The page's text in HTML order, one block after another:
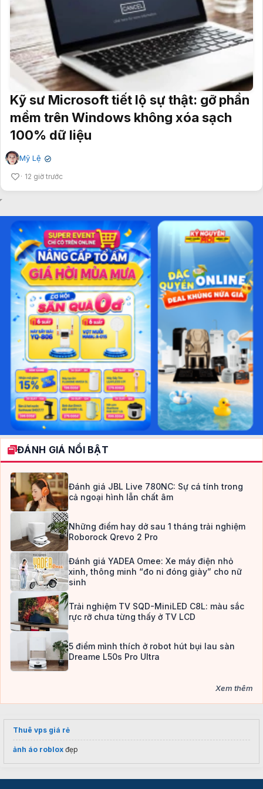
Kỹ sư Microsoft tiết lộ sự thật: gỡ phần
mềm trên Windows không xóa sạch
100% dữ liệu
Mỹ Lệ ✔
12 giờ trước
ĐÁNH GIÁ NỔI BẬT
Đánh giá JBL Live 780NC: Sự cá tính trong
cả ngoại hình lẫn chất âm
Những điểm hay dở sau 1 tháng trải nghiệm
Roborock Qrevo 2 Pro
Đánh giá YADEA Omee: Xe máy điện nhỏ
xinh, thông minh “đo ni đóng giày” cho nữ
sinh
Trải nghiệm TV SQD-MiniLED C8L: màu sắc
rực rỡ chưa từng thấy ở TV LCD
5 điểm mình thích ở robot hút bụi lau sàn
Dreame L50s Pro Ultra
Xem thêm
Thuê vps giá rẻ
ảnh áo roblox đẹp